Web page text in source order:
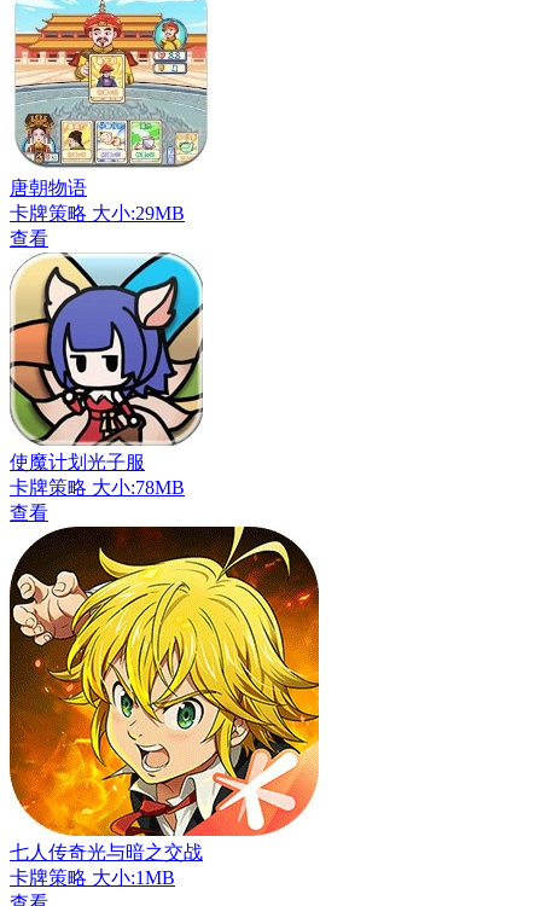
唐朝物语
卡牌策略 大小:29MB
查看
使魔计划光子服
卡牌策略 大小:78MB
查看
七人传奇光与暗之交战
卡牌策略 大小:1MB